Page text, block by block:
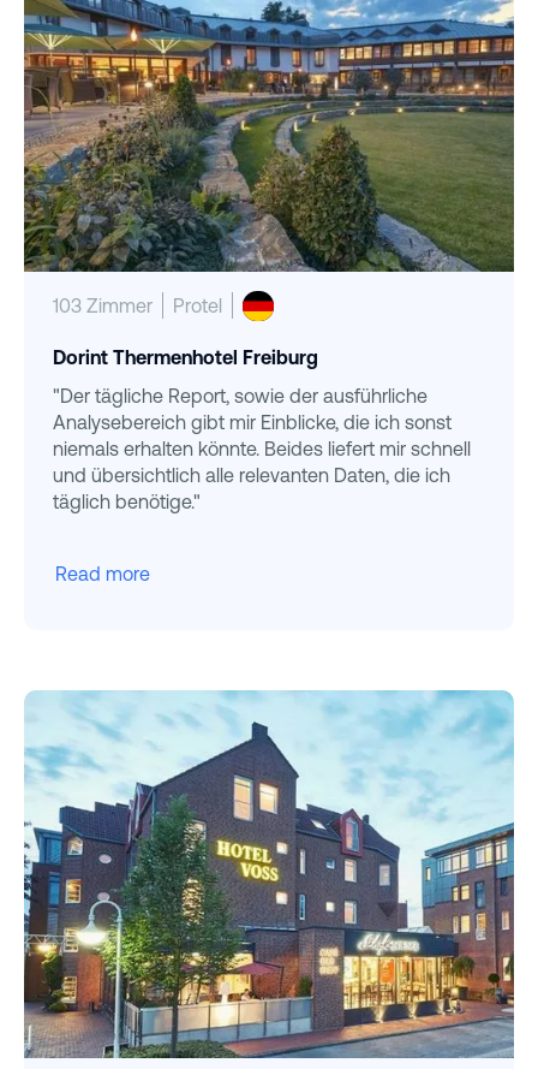
103 Zimmer Protel
Dorint Thermenhotel Freiburg
"Der tägliche Report, sowie der ausführliche
Analysebereich gibt mir Einblicke, die ich sonst
niemals erhalten könnte. Beides liefert mir schnell
und übersichtlich alle relevanten Daten, die ich
täglich benötige."
Read more